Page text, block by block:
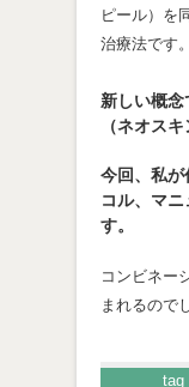
ピール）を
治療法です。
新しい概
（ネオス
今回、私が
コル、マ
す。
コンビネー
まれるので
tag